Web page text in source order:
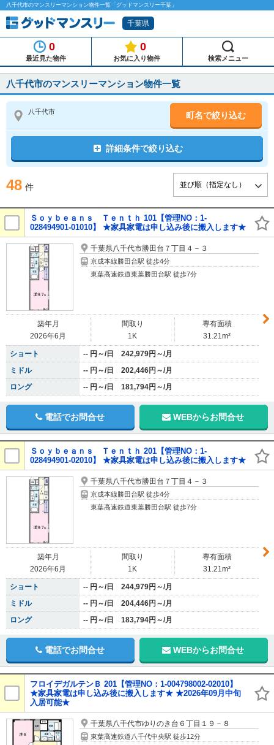
八千代市のマンスリーマンション物件一覧「グッドマンスリー千葉」
千葉県
0
最近見た物件
0
お気に入り物件 検索メニュー
八千代市のマンスリーマンション物件一覧
八千代市 町名で絞り込む
詳細条件で絞り込む
48 件
Ｓｏｙｂｅａｎｓ Ｔｅｎｔｈ 101【管理NO：1-
028494901-01010】 ★家具家電は申し込み後に搬入します★
千葉県八千代市勝田台７丁目４－３
京成本線勝田台駅 徒歩4分
東葉高速鉄道東葉勝田台駅 徒歩7分
築年月
2026年6月
間取り
1K
専有面積
31.21m²
ショート
-- 円～/日 242,979円～/月
ミドル
-- 円～/日 202,446円～/月
ロング
-- 円～/日 181,794円～/月
電話でお問合せ WEBからお問合せ
Ｓｏｙｂｅａｎｓ Ｔｅｎｔｈ 201【管理NO：1-
028494901-02010】 ★家具家電は申し込み後に搬入します★
千葉県八千代市勝田台７丁目４－３
京成本線勝田台駅 徒歩4分
東葉高速鉄道東葉勝田台駅 徒歩7分
築年月
2026年6月
間取り
1K
専有面積
31.21m²
ショート
-- 円～/日 244,979円～/月
ミドル
-- 円～/日 204,446円～/月
ロング
-- 円～/日 183,794円～/月
電話でお問合せ WEBからお問合せ
フロイデガルテンＢ 201【管理NO：1-004798002-02010】
★家具家電は申し込み後に搬入します★ ★2026年09月中旬
入居可能★
千葉県八千代市ゆりのき台６丁目１９－８
東葉高速鉄道八千代中央駅 徒歩12分